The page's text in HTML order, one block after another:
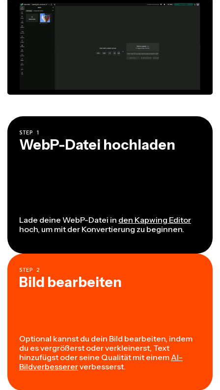
STEP 1
WebP-Datei hochladen
Lade deine WebP-Datei in den Kapwing Editor
hoch, um mit der Konvertierung zu beginnen.
STEP 2
Bild bearbeiten
Optional kannst du dein Bild bearbeiten, indem
du es vergrößerst oder verkleinerst, Text
hinzufügst oder seine Qualität mit einem AI-
Bildverbessererverbesserst.